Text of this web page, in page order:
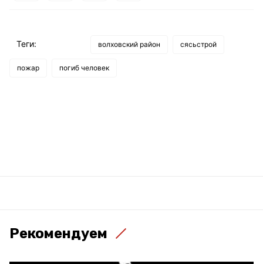
Теги: волховский район сясьстрой
пожар погиб человек
Рекомендуем